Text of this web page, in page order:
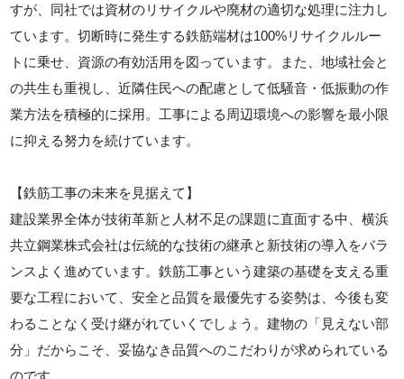
すが、同社では資材のリサイクルや廃材の適切な処理に注力し
ています。切断時に発生する鉄筋端材は100%リサイクルルー
トに乗せ、資源の有効活用を図っています。また、地域社会と
の共生も重視し、近隣住民への配慮として低騒音・低振動の作
業方法を積極的に採用。工事による周辺環境への影響を最小限
に抑える努力を続けています。
【鉄筋工事の未来を見据えて】
建設業界全体が技術革新と人材不足の課題に直面する中、横浜
共立鋼業株式会社は伝統的な技術の継承と新技術の導入をバラ
ンスよく進めています。鉄筋工事という建築の基礎を支える重
要な工程において、安全と品質を最優先する姿勢は、今後も変
わることなく受け継がれていくでしょう。建物の「見えない部
分」だからこそ、妥協なき品質へのこだわりが求められている
のです。